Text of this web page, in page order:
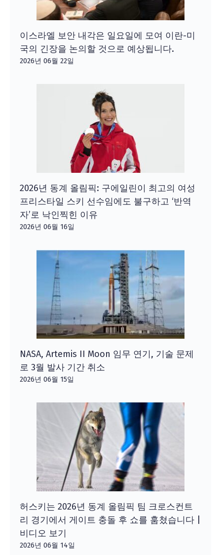
이스라엘 보안 내각은 일요일에 모여 이란-미
국의 긴장을 논의할 것으로 예상됩니다.
2026년 06월 22일
2026년 동계 올림픽: 구에일린이 최고의 여성
프리스타일 스키 선수임에도 불구하고 ‘반역
자’로 낙인찍힌 이유
2026년 06월 16일
NASA, Artemis II Moon 임무 연기, 기술 문제
로 3월 발사 기간 취소
2026년 06월 15일
허스키는 2026년 동계 올림픽 팀 크로스컨트
리 경기에서 게이트 충돌 후 쇼를 훔쳤습니다 |
비디오 보기
2026년 06월 14일